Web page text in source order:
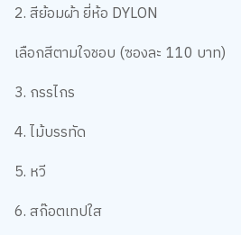
2. สีย้อมผ้า ยี่ห้อ DYLON
เลือกสีตามใจชอบ (ซองละ 110 บาท)
3. กรรไกร
4. ไม้บรรทัด
5. หวี
6. สก๊อตเทปใส